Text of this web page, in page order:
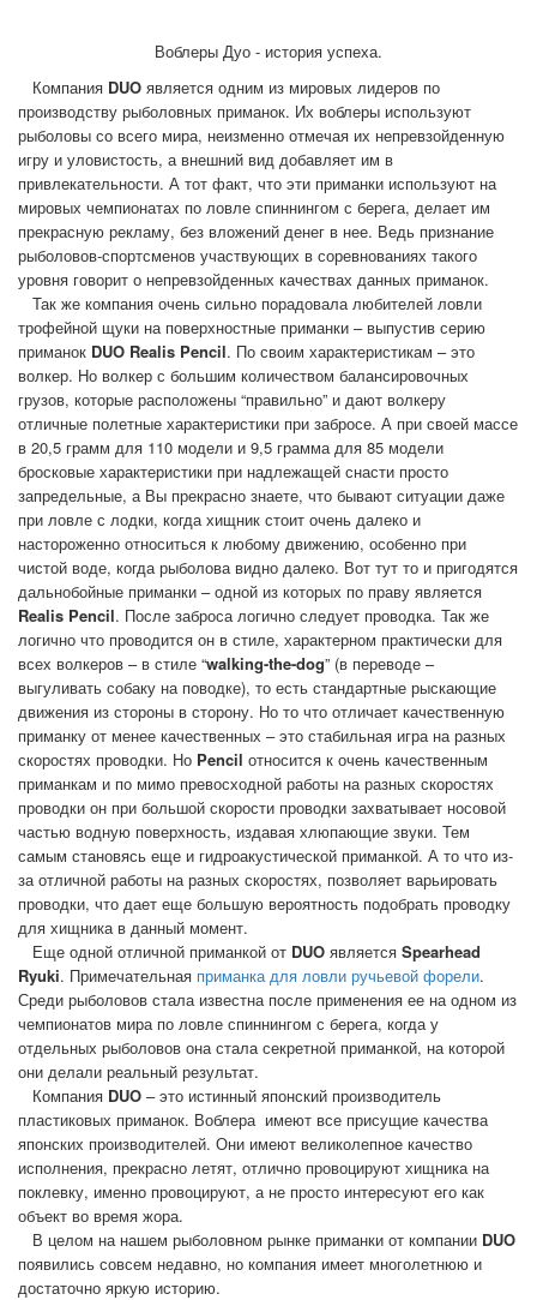
Воблеры Дуо - история успеха.
Компания DUO является одним из мировых лидеров по
производству рыболовных приманок. Их воблеры используют
рыболовы со всего мира, неизменно отмечая их непревзойденную
игру и уловистость, а внешний вид добавляет им в
привлекательности. А тот факт, что эти приманки используют на
мировых чемпионатах по ловле спиннингом с берега, делает им
прекрасную рекламу, без вложений денег в нее. Ведь признание
рыболовов-спортсменов участвующих в соревнованиях такого
уровня говорит о непревзойденных качествах данных приманок.
Так же компания очень сильно порадовала любителей ловли
трофейной щуки на поверхностные приманки – выпустив серию
приманок DUO Realis Pencil. По своим характеристикам – это
волкер. Но волкер с большим количеством балансировочных
грузов, которые расположены “правильно” и дают волкеру
отличные полетные характеристики при забросе. А при своей массе
в 20,5 грамм для 110 модели и 9,5 грамма для 85 модели
бросковые характеристики при надлежащей снасти просто
запредельные, а Вы прекрасно знаете, что бывают ситуации даже
при ловле с лодки, когда хищник стоит очень далеко и
настороженно относиться к любому движению, особенно при
чистой воде, когда рыболова видно далеко. Вот тут то и пригодятся
дальнобойные приманки – одной из которых по праву является
Realis Pencil. После заброса логично следует проводка. Так же
логично что проводится он в стиле, характерном практически для
всех волкеров – в стиле “walking-the-dog” (в переводе –
выгуливать собаку на поводке), то есть стандартные рыскающие
движения из стороны в сторону. Но то что отличает качественную
приманку от менее качественных – это стабильная игра на разных
скоростях проводки. Но Pencil относится к очень качественным
приманкам и по мимо превосходной работы на разных скоростях
проводки он при большой скорости проводки захватывает носовой
частью водную поверхность, издавая хлюпающие звуки. Тем
самым становясь еще и гидроакустической приманкой. А то что из-
за отличной работы на разных скоростях, позволяет варьировать
проводки, что дает еще большую вероятность подобрать проводку
для хищника в данный момент.
Еще одной отличной приманкой от DUO является Spearhead
Ryuki. Примечательная приманка для ловли ручьевой форели.
Среди рыболовов стала известна после применения ее на одном из
чемпионатов мира по ловле спиннингом с берега, когда у
отдельных рыболовов она стала секретной приманкой, на которой
они делали реальный результат.
Компания DUO – это истинный японский производитель
пластиковых приманок. Воблера имеют все присущие качества
японских производителей. Они имеют великолепное качество
исполнения, прекрасно летят, отлично провоцируют хищника на
поклевку, именно провоцируют, а не просто интересуют его как
объект во время жора.
В целом на нашем рыболовном рынке приманки от компании DUO
появились совсем недавно, но компания имеет многолетнюю и
достаточно яркую историю.